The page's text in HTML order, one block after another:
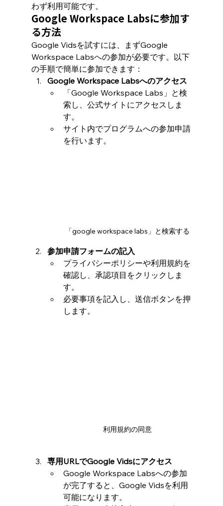
わず利用可能です。
Google Workspace Labsに参加す
る方法
Google Vidsを試すには、まずGoogle
Workspace Labsへの参加が必要です。以下
の手順で簡単に参加できます：
Google Workspace Labsへのアクセス
「Google Workspace Labs」と検
索し、公式サイトにアクセスしま
す。
サイト内でプログラムへの参加申請
を行います。
「google workspace labs」と検索する
参加申請フォームの記入
プライバシーポリシーや利用規約を
確認し、承認項目をクリックしま
す。
必要事項を記入し、送信ボタンを押
します。
利用規約の同意
専用URLでGoogle Vidsにアクセス
Google Workspace Labsへの参加
が完了すると、Google Vidsを利用
可能になります。